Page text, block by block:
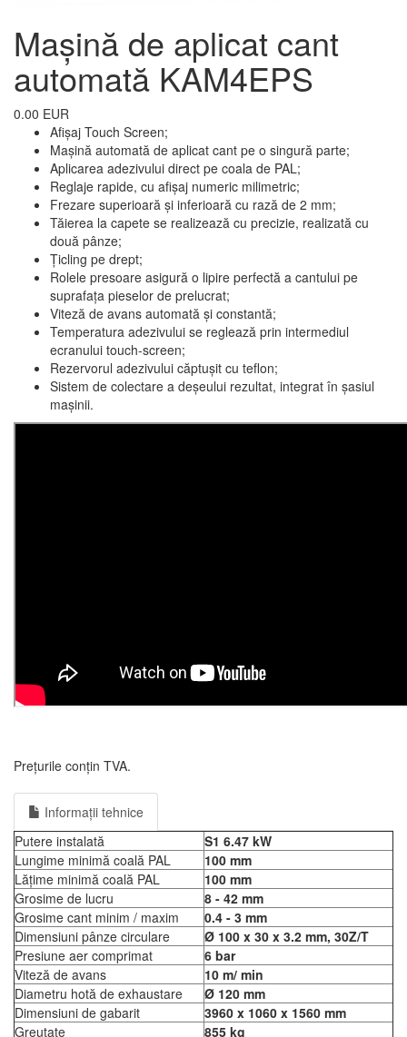
Mașină de aplicat cant
automată KAM4EPS
0.00 EUR
Afișaj Touch Screen;
Mașină automată de aplicat cant pe o singură parte;
Aplicarea adezivului direct pe coala de PAL;
Reglaje rapide, cu afișaj numeric milimetric;
Frezare superioară și inferioară cu rază de 2 mm;
Tăierea la capete se realizează cu precizie, realizată cu
două pânze;
Țicling pe drept;
Rolele presoare asigură o lipire perfectă a cantului pe
suprafața pieselor de prelucrat;
Viteză de avans automată și constantă;
Temperatura adezivului se reglează prin intermediul
ecranului touch-screen;
Rezervorul adezivului căptușit cu teflon;
Sistem de colectare a deșeului rezultat, integrat în șasiul
mașinii.
Prețurile conțin TVA.
Informații tehnice
Putere instalată
S1 6.47 kW
Lungime minimă coală PAL
100 mm
Lățime minimă coală PAL
100 mm
Grosime de lucru
8 - 42 mm
Grosime cant minim / maxim
0.4 - 3 mm
Dimensiuni pânze circulare
Ø 100 x 30 x 3.2 mm, 30Z/T
Presiune aer comprimat
6 bar
Viteză de avans
10 m/ min
Diametru hotă de exhaustare
Ø 120 mm
Dimensiuni de gabarit
3960 x 1060 x 1560 mm
Greutate
855 kg